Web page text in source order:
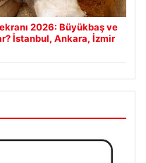
2026: Büyükbaş ve
İstanbul, Ankara, İzmir